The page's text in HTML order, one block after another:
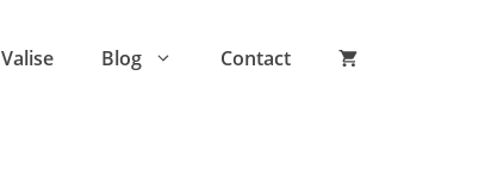
Valise Blog Contact